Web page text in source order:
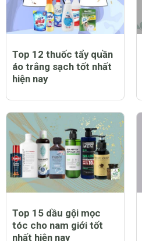
Top 12 thuốc tẩy quần
áo trắng sạch tốt nhất
hiện nay
Top 15 dầu gội mọc
tóc cho nam giới tốt
nhất hiện nay